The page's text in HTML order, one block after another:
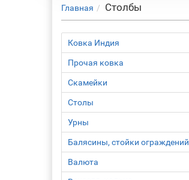
Главная Столбы
Ковка Индия
Прочая ковка
Скамейки
Столы
Урны
Балясины, стойки ограждений
Валюта